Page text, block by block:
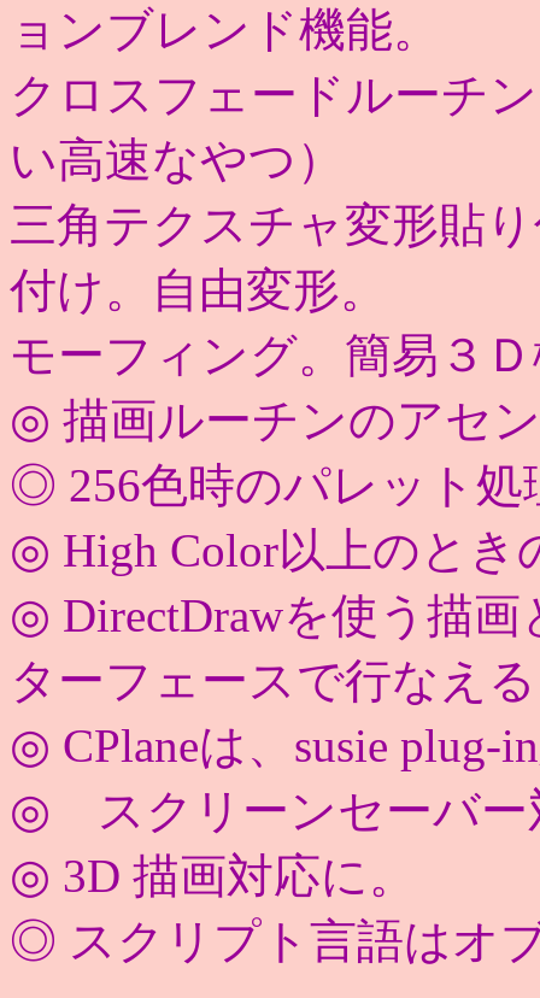
ョンブレンド機能。
クロスフェードルーチ
い高速なやつ）
三角テクスチャ変形貼
付け。自由変形。
モーフィング。簡易３
◎ 描画ルーチンのアセ
◎ 256色時のパレット処
◎ High Color以上のと
◎ DirectDrawを使う描
ターフェースで行なえ
◎ CPlaneは、susie plug-
◎ スクリーンセーバー
◎ 3D 描画対応に。
◎ スクリプト言語はオ